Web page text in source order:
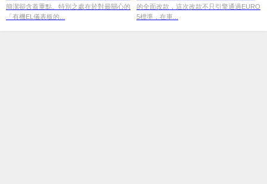
簡潔卻含蓋重點。特別之處在於對最關心的
「有機EL儀表板的...
的全面改款，這次改款不只引擎通過EURO
5標準，在車...